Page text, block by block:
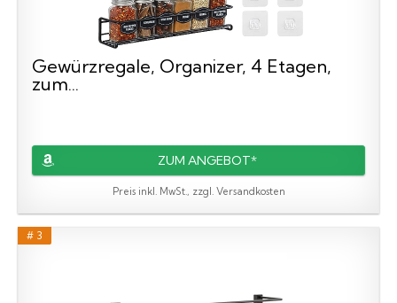
Gewürzregale, Organizer, 4 Etagen,
zum...
ZUM ANGEBOT*
Preis inkl. MwSt., zzgl. Versandkosten
# 3